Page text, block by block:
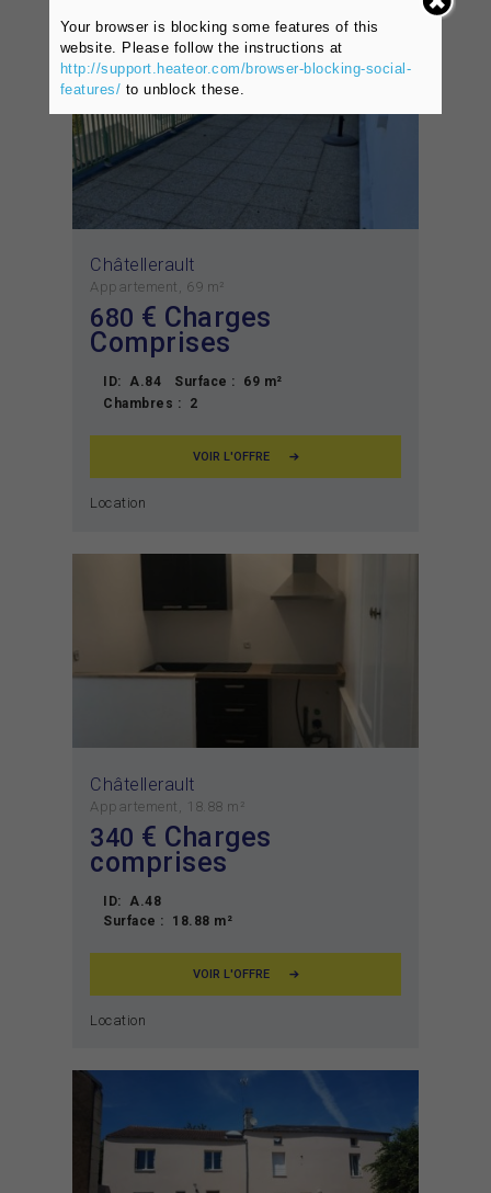
Châtellerault
Appartement 69 m²
680 € Charges
Comprises
ID: A.84 Surface :
69 m²
Chambres :
2
VOIR L'OFFRE
Location
Châtellerault
Appartement 18.88 m²
340 € Charges
comprises
ID:
A.48
Surface :
18.88 m²
VOIR L'OFFRE
Location
Your browser is blocking some features of this
website. Please follow the instructions at
http://support.heateor.com/browser-blocking-social-
features/ to unblock these.